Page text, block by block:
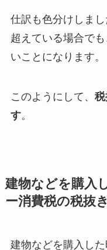
仕訳も色分けしま
超えている場合で
いことになります。
このようにして、
す。
建物などを購入
ー消費税の税抜
建物などを購入し